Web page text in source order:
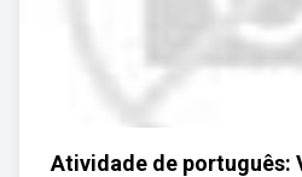
Atividade de português: